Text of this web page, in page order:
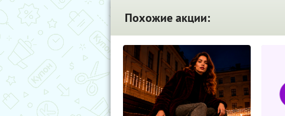
Похожие акции: